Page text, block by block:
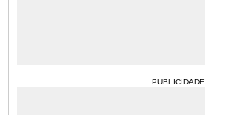
PUBLICIDADE